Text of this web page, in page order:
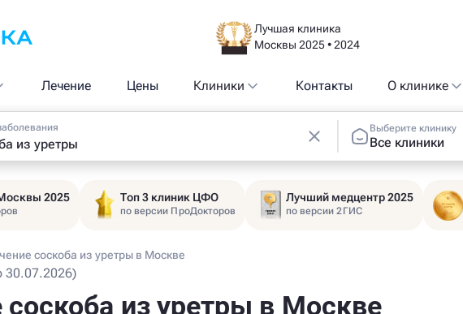
Лучшая клиника
Москвы 2025 • 2024
Лечение Цены Клиники Контакты О клинике
Выберите клинику
Все клиники
2025 Топ 3 клиник ЦФО
по версии ПроДокторов
Лучший медцентр 2025
по версии 2ГИС
соскоба из уретры в Москве
30.07.2026)
соскоба из уретры в Москве